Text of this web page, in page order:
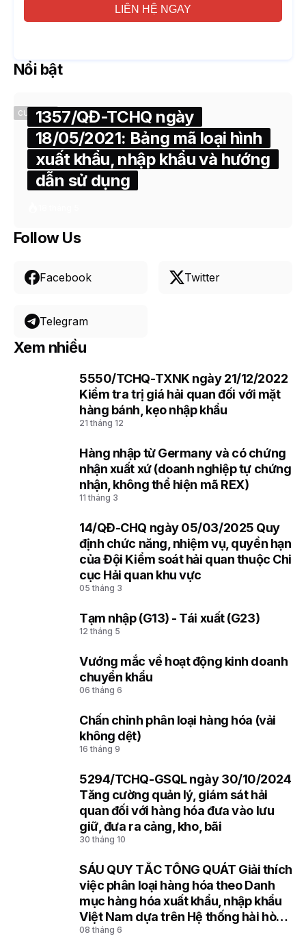
LIÊN HỆ NGAY
Nổi bật
CUSTOMS1357/QĐ-TCHQ ngày
18/05/2021: Bảng mã loại hình
xuất khẩu, nhập khẩu và hướng
dẫn sử dụng
Follow Us
Facebook Twitter
Telegram
Xem nhiều
5550/TCHQ-TXNK ngày 21/12/2022
Kiểm tra trị giá hải quan đối với mặt
hàng bánh, kẹo nhập khẩu
21 tháng 12
Hàng nhập từ Germany và có chứng
nhận xuất xứ (doanh nghiệp tự chứng
nhận, không thể hiện mã REX)
11 tháng 3
14/QĐ-CHQ ngày 05/03/2025 Quy
định chức năng, nhiệm vụ, quyền hạn
của Đội Kiểm soát hải quan thuộc Chi
cục Hải quan khu vực
05 tháng 3
Tạm nhập (G13) - Tái xuất (G23)
12 tháng 5
Vướng mắc về hoạt động kinh doanh
chuyển khẩu
06 tháng 6
Chấn chỉnh phân loại hàng hóa (vải
không dệt)
16 tháng 9
5294/TCHQ-GSQL ngày 30/10/2024
Tăng cường quản lý, giám sát hải
quan đối với hàng hóa đưa vào lưu
giữ, đưa ra cảng, kho, bãi
30 tháng 10
SÁU QUY TẮC TỔNG QUÁT Giải thích
việc phân loại hàng hóa theo Danh
mục hàng hóa xuất khẩu, nhập khẩu
Việt Nam dựa trên Hệ thống hài hòa
mô tả và mã hóa hàng hóa (HS) của
08 tháng 6